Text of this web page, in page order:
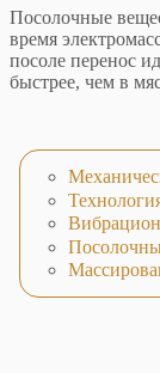
Посолочные
время
посоле перенос
быстрее, чем в